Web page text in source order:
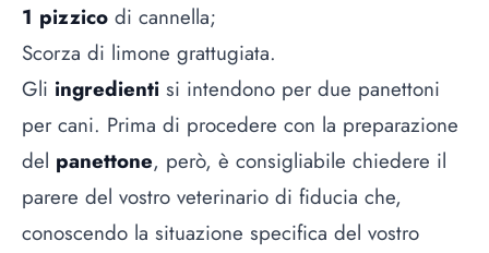
1 pizzico di cannella;
Scorza di limone grattugiata.
Gli ingredienti si intendono per due panettoni
per cani. Prima di procedere con la preparazione
del panettone, però, è consigliabile chiedere il
parere del vostro veterinario di fiducia che,
conoscendo la situazione specifica del vostro